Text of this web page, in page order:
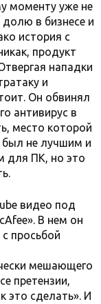
моменту уже не
в бизнесе и
история с
продукт
нападки
и
Он обвинял
антивирус в
место которой
был не лучшим и
для ПК, но это
видео под
В нем он
просьбой
мешающего
претензии,
это сделать». И